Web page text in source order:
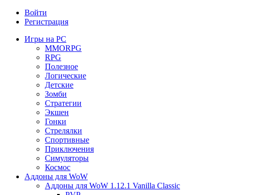
Войти
Регистрация
Игры на PC
MMORPG
RPG
Полезное
Логические
Детские
Зомби
Стратегии
Экшен
Гонки
Стрелялки
Спортивные
Приключения
Симуляторы
Космос
Аддоны для WoW
Аддоны для WoW 1.12.1 Vanilla Classic